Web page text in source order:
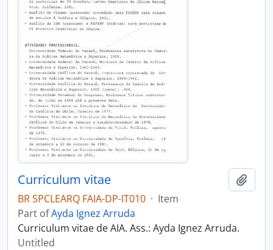
Curriculum vitae
BR SPCLEARQ FAIA-DP-IT010 · Item
Part ofAyda Ignez Arruda
Curriculum vitae de AIA. Ass.: Ayda Ignez Arruda.
Untitled